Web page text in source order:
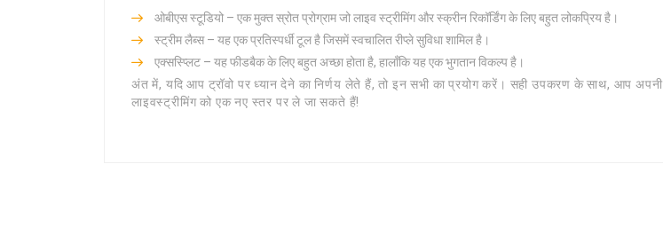
ओबीएस स्टूडियो – एक मुक्त स्रोत प्रोग्राम जो लाइव स्ट्रीमिंग और स्क्रीन रिकॉर्डिंग के लिए बहुत लोकप्रिय है।
स्ट्रीम लैब्स – यह एक प्रतिस्पर्धी टूल है जिसमें स्वचालित रीप्ले सुविधा शामिल है।
एक्सस्प्लिट – यह फीडबैक के लिए बहुत अच्छा होता है, हालाँकि यह एक भुगतान विकल्प है।
अंत में, यदि आप ट्रॉवो पर ध्यान देने का निर्णय लेते हैं, तो इन सभी का प्रयोग करें। सही उपकरण के साथ, आप अपनी
लाइवस्ट्रीमिंग को एक नए स्तर पर ले जा सकते हैं!